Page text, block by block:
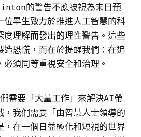
的警告不應被視為末日預
位畢生致力於推進人工智慧的科
度理解而發出的理性警告。這些
造恐慌，而在於提醒我們：在追
須同等重視安全和治理。
需要「大量工作」來解決AI帶
，我們需要「由智慧人士領導的
，在一個日益極化和短視的世界